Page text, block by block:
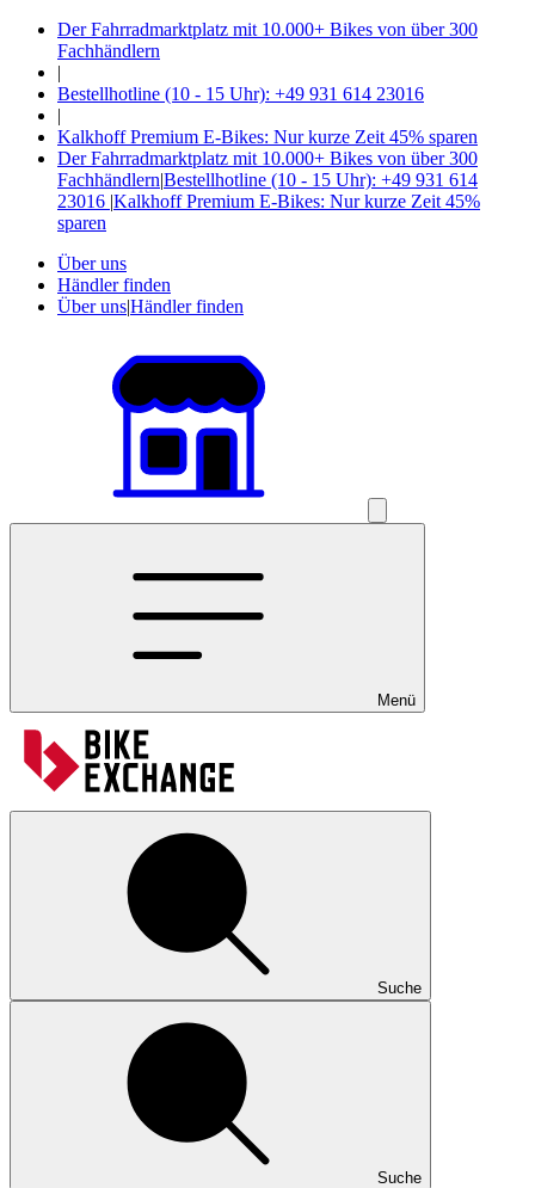
Der Fahrradmarktplatz mit 10.000+ Bikes von über 300
Fachhändlern
|
Bestellhotline (10 - 15 Uhr): +49 931 614 23016
|
Kalkhoff Premium E-Bikes: Nur kurze Zeit 45% sparen
Der Fahrradmarktplatz mit 10.000+ Bikes von über 300
Fachhändlern|Bestellhotline (10 - 15 Uhr): +49 931 614
23016 |Kalkhoff Premium E-Bikes: Nur kurze Zeit 45%
sparen
Über uns
Händler finden
Über uns|Händler finden
Menü
Suche
Suche